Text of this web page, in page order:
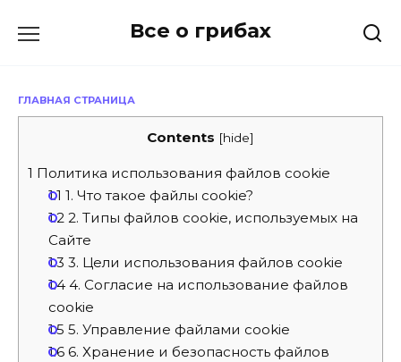
Все о грибах
ГЛАВНАЯ СТРАНИЦА
Contents [hide]
1 Политика использования файлов cookie
1.1 1. Что такое файлы cookie?
1.22. Типы файлов cookie, используемых на
Сайте
1.3 3. Цели использования файлов cookie
1.44. Согласие на использование файлов
cookie
1.5 5. Управление файлами cookie
1.66. Хранение и безопасность файлов